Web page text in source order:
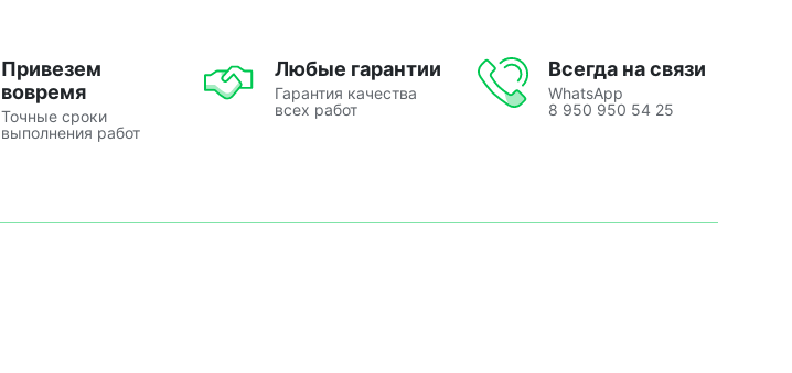
Привезем
вовремя
Точные сроки
выполнения работ
Любые гарантии
Гарантия качества
всех работ
Всегда на связи
WhatsApp
8 950 950 54 25